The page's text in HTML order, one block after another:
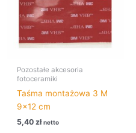
Pozostałe akcesoria
fotoceramiki
Taśma montażowa 3 M
9×12 cm
5,40zł netto